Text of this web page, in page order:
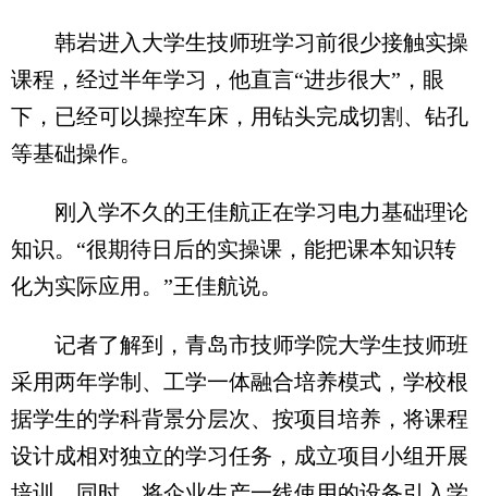
韩岩进入大学生技师班学习前很少接触实操
课程，经过半年学习，他直言“进步很大”，眼
下，已经可以操控车床，用钻头完成切割、钻孔
等基础操作。
刚入学不久的王佳航正在学习电力基础理论
知识。“很期待日后的实操课，能把课本知识转
化为实际应用。”王佳航说。
记者了解到，青岛市技师学院大学生技师班
采用两年学制、工学一体融合培养模式，学校根
据学生的学科背景分层次、按项目培养，将课程
设计成相对独立的学习任务，成立项目小组开展